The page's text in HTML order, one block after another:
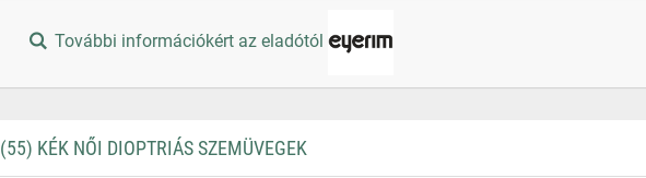
További információkért az eladótól
KÉK NŐI DIOPTRIÁS SZEMÜVEGEK